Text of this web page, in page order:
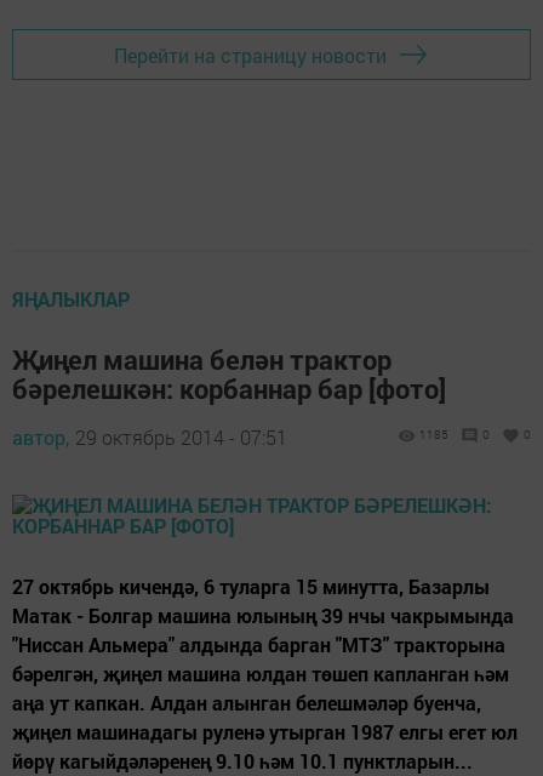
Перейти на страницу новости
ЯҢАЛЫКЛАР
Җиңел машина белән трактор
бәрелешкән: корбаннар бар [фото]
автор, 29 октябрь 2014 - 07:51 1185 0 0
27 октябрь кичендә, 6 туларга 15 минутта, Базарлы
Матак - Болгар машина юлының 39 нчы чакрымында
"Ниссан Альмера" алдында барган "МТЗ" тракторына
бәрелгән, җиңел машина юлдан төшеп капланган һәм
аңа ут капкан. Алдан алынган белешмәләр буенча,
җиңел машинадагы руленә утырган 1987 елгы егет юл
йөрү кагыйдәләренең 9.10 һәм 10.1 пунктларын...